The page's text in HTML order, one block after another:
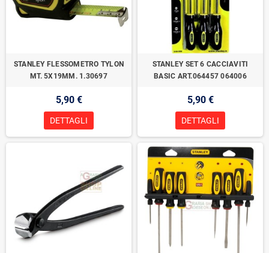
STANLEY FLESSOMETRO TYLON
MT. 5X19MM. 1.30697
5,90 €
DETTAGLI
STANLEY SET 6 CACCIAVITI
BASIC ART.064457 064006
5,90 €
DETTAGLI